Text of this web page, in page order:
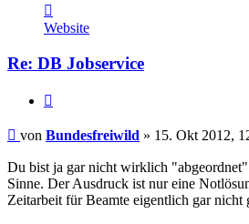
von
Bundesfreiwild
Website
Re: DB Jobservice
Beitrag
von Bundesfreiwild » 15. Okt 2012,
Du bist ja gar nicht wirklich
Sinne. Der Ausdruck ist nur eine
Zeitarbeit für Beamte eigentlich gar nicht